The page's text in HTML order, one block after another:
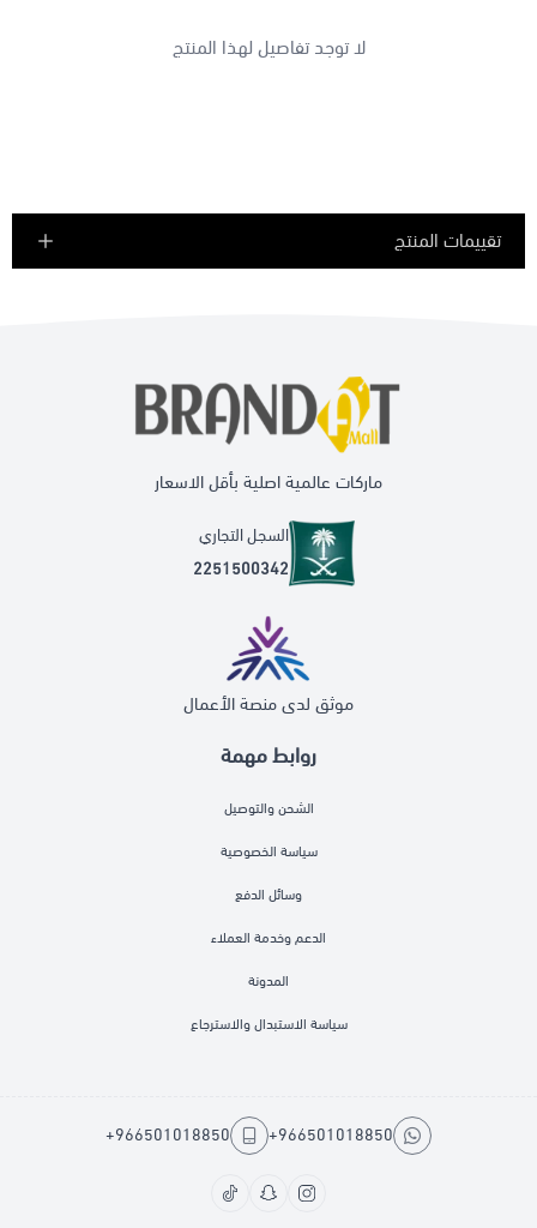
لا توجد تفاصيل لهذا المنتج
تقييمات المنتج
روابط مهمة
الشحن والتوصيل
سياسة الخصوصية
وسائل الدفع
الدعم وخدمة العملاء
المدونة
سياسة الاستبدال والاسترجاع
ماركات عالمية اصلية بأقل الاسعار
السجل التجاري
2251500342
موثق لدى منصة الأعمال
+966501018850
+966501018850